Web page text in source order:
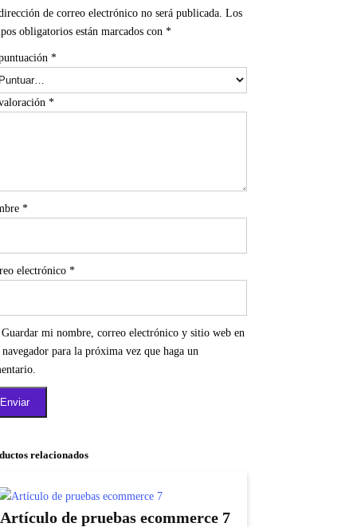
de correo electrónico no será publicada. Los
obligatorios están marcados con *
*
*
*
electrónico *
Guardar mi nombre, correo electrónico y sitio web en
navegador para la próxima vez que haga un
relacionados
Artículo de pruebas ecommerce 7